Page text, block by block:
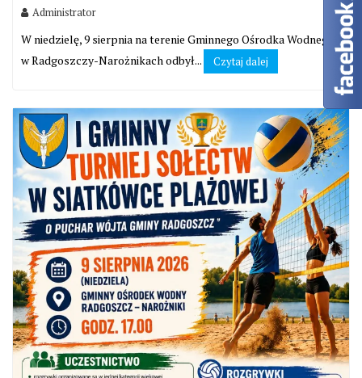
Administrator
W niedzielę, 9 sierpnia na terenie Gminnego Ośrodka Wodnego
w Radgoszczy-Narożnikach odbył...
Czytaj dalej